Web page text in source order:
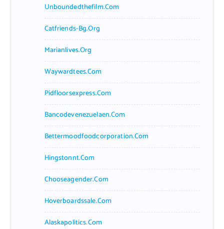
Unboundedthefilm.com
Catfriends-Bg.org
Marianlives.org
Waywardtees.com
Pidfloorsexpress.com
Bancodevenezuelaen.com
Bettermoodfoodcorporation.com
Hingstonnt.com
Chooseagender.com
Hoverboardssale.com
Alaskapolitics.com